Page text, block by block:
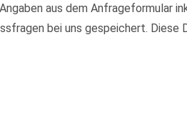
aus dem Anfrageformular
bei uns gespeichert. Diese